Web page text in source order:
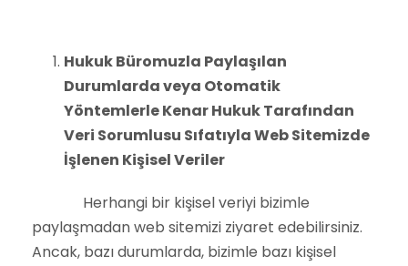
Hukuk Büromuzla Paylaşılan
Durumlarda veya Otomatik
Yöntemlerle Kenar Hukuk Tarafından
Veri Sorumlusu Sıfatıyla Web Sitemizde
İşlenen Kişisel Veriler
Herhangi bir kişisel veriyi bizimle
paylaşmadan web sitemizi ziyaret edebilirsiniz.
Ancak, bazı durumlarda, bizimle bazı kişisel